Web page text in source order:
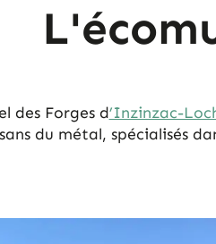
des Forges d’Inzinzac-
du métal, spécialisés